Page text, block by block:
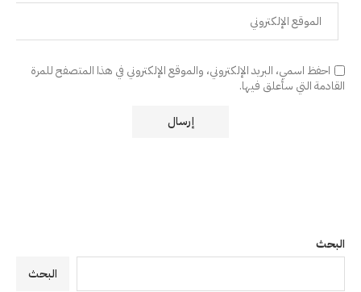
احفظ اسمي، البريد الإلكتروني، والموقع الإلكتروني في هذا المتصفح للمرة
القادمة التي سأعلق فيها.
البحث
البحث